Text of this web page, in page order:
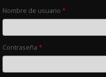
Nombre de usuario *
Contraseña *